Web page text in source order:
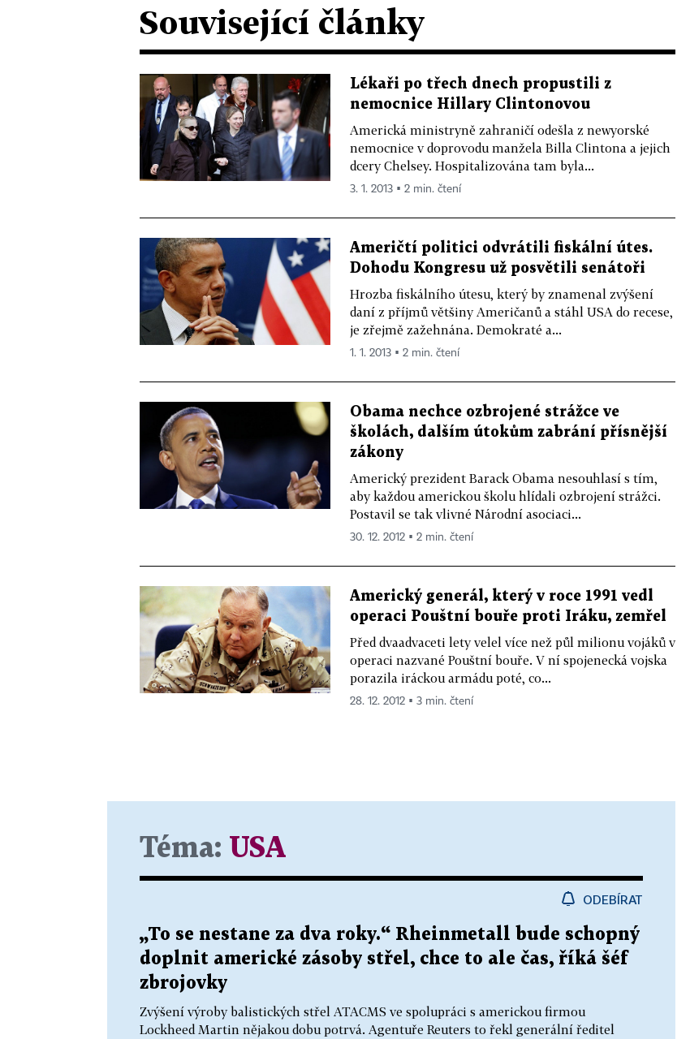
Související články
Lékaři po třech dnech propustili z
nemocnice Hillary Clintonovou
Americká ministryně zahraničí odešla z newyorské
nemocnice v doprovodu manžela Billa Clintona a jejich
dcery Chelsey. Hospitalizována tam byla...
3. 1. 2013 ▪ 2 min. čtení
Američtí politici odvrátili fiskální útes.
Dohodu Kongresu už posvětili senátoři
Hrozba fiskálního útesu, který by znamenal zvýšení
daní z příjmů většiny Američanů a stáhl USA do recese,
je zřejmě zažehnána. Demokraté a...
1. 1. 2013 ▪ 2 min. čtení
Obama nechce ozbrojené strážce ve
školách, dalším útokům zabrání přísnější
zákony
Americký prezident Barack Obama nesouhlasí s tím,
aby každou americkou školu hlídali ozbrojení strážci.
Postavil se tak vlivné Národní asociaci...
30. 12. 2012 ▪ 2 min. čtení
Americký generál, který v roce 1991 vedl
operaci Pouštní bouře proti Iráku, zemřel
Před dvaadvaceti lety velel více než půl milionu vojáků v
operaci nazvané Pouštní bouře. V ní spojenecká vojska
porazila iráckou armádu poté, co...
28. 12. 2012 ▪ 3 min. čtení
Téma: USA
ODEBÍRAT
„To se nestane za dva roky.“ Rheinmetall bude schopný
doplnit americké zásoby střel, chce to ale čas, říká šéf
zbrojovky
Zvýšení výroby balistických střel ATACMS ve spolupráci s americkou firmou
Lockheed Martin nějakou dobu potrvá. Agentuře Reuters to řekl generální ředitel